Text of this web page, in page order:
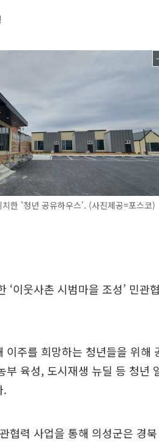
한 '청년 공유하우스'. (사진제공=포스코)
이웃사촌 시범마을 조성’ 민관
주를 희망하는 청년들을 위해
육성, 도시재생 뉴딜 등 청년
.
협력 사업을 통해 의성군은 경